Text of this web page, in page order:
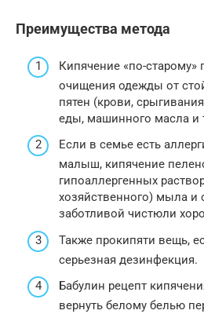
Преимущества метода
Кипячение «по-
очищения одежды от
пятен (крови,
еды, машинного масла и
Если в семье есть
малыш, кипячение
гипоаллергенных
хозяйственного) мыла и
заботливой чистюли
Также прокипяти вещь,
серьезная дезинфекция.
Бабулин рецепт
вернуть белому белью